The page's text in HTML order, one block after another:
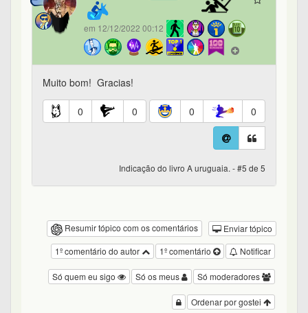
em 12/12/2022 00:12
Muito bom! Gracias!
0 0 0 0
Indicação do livro A uruguaia. - #5 de 5
Resumir tópico com os comentários
Enviar tópico
Notificar
1º comentário
1º comentário do autor
Só moderadores
Só os meus
Só quem eu sigo
Ordenar por gostei